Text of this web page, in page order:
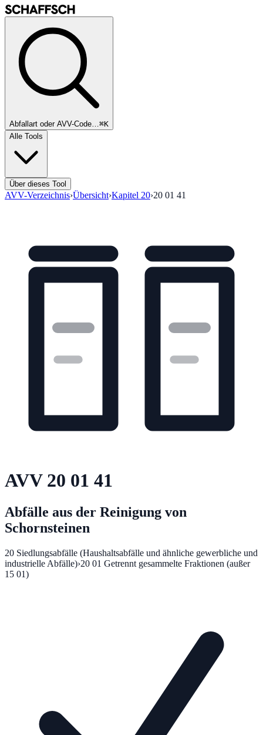
Abfallart oder AVV-Code…⌘K
Alle Tools
Über dieses Tool
AVV-Verzeichnis›Übersicht›Kapitel 20›20 01 41
AVV 20 01 41
Abfälle aus der Reinigung von
Schornsteinen
20 Siedlungsabfälle (Haushaltsabfälle und ähnliche gewerbliche und
industrielle Abfälle)›20 01 Getrennt gesammelte Fraktionen (außer
15 01)